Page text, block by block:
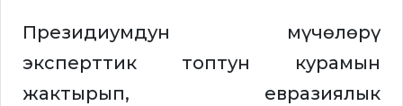
Президиумдун мүчөлөрү
эксперттик топтун курамын
жактырып, евразиялык